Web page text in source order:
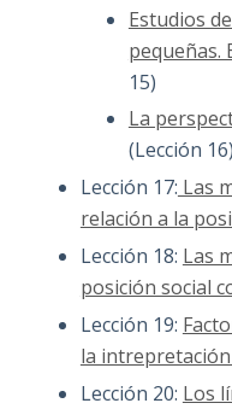
Estudios
pequeñas.
15)
La
(Lección
Lección 17: Las
relación a la
Lección 18: Las
posición social
Lección 19:
la
Lección 20: Los